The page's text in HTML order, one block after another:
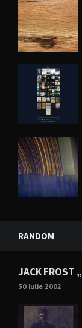
RANDOM
JACK
30 iulie 2002